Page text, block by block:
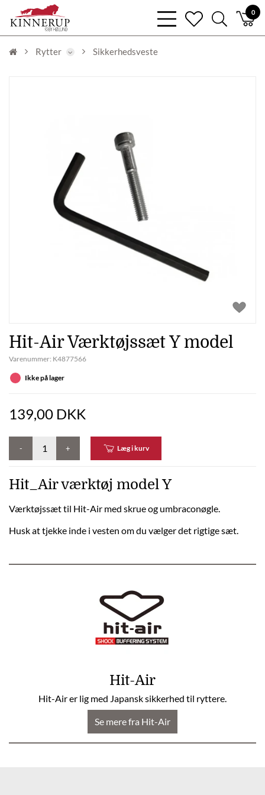
0
bars
light
heart
search
light
Rytter Sikkerhedsveste
Hit-Air Værktøjssæt Y model
Varenummer: K4877566
Ikke på lager
139,00 DKK
- + Læg i kurv
Hit_Air værktøj model Y
Værktøjssæt til Hit-Air med skrue og umbraconøgle.
Husk at tjekke inde i vesten om du vælger det rigtige sæt.
Hit-Air
Hit-Air er lig med Japansk sikkerhed til ryttere.
Se mere fra Hit-Air